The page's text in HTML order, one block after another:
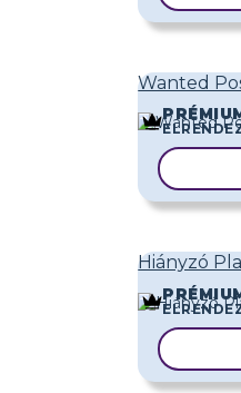
Wanted
Hiányzó